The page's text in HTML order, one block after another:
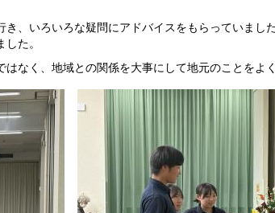
、いろいろな疑問にアドバイスをもらっていまし
た。
なく、地域との関係を大事にして地元のことをよ